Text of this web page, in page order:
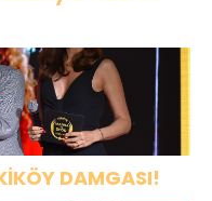
DAMGASI!